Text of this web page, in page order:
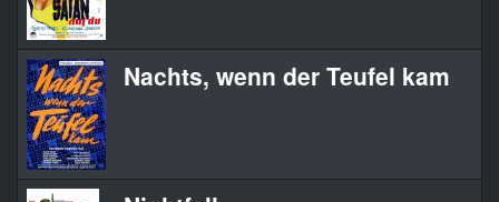
Nachts, wenn der Teufel kam